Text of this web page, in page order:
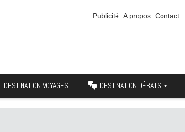
Publicité A propos Contact
DESTINATION VOYAGES DESTINATION DÉBATS